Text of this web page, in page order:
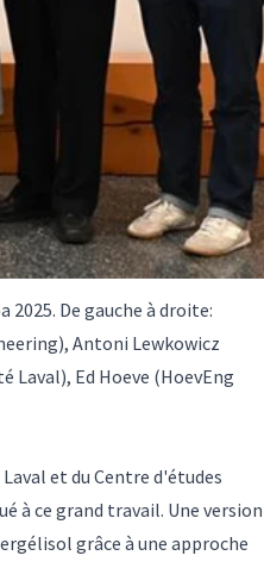
De gauche à droite:
Antoni Lewkowicz
Laval), Ed Hoeve (HoevEng
et du Centre d'études
à ce grand travail. Une version
grâce à une approche